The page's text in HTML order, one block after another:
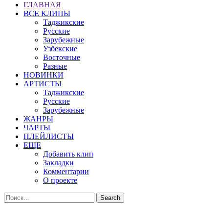
ГЛАВНАЯ
ВСЕ КЛИПЫ
Таджикские
Русские
Зарубежные
Узбекские
Восточные
Разные
НОВИНКИ
АРТИСТЫ
Таджикские
Русские
Зарубежные
ЖАНРЫ
ЧАРТЫ
ПЛЕЙЛИСТЫ
ЕЩЕ
Добавить клип
Закладки
Комментарии
О проекте